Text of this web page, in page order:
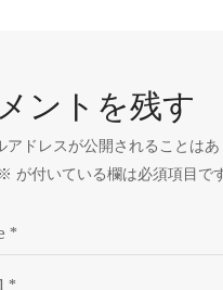
ントを残す
アドレスが公開されることは
※ が付いている欄は必須項目で